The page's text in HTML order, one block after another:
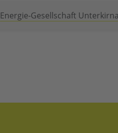
Energie-Gesellschaft